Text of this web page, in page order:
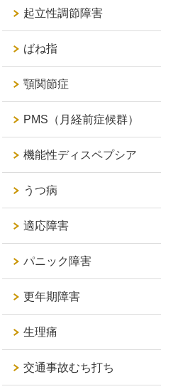
起立性調節障害
ばね指
顎関節症
PMS（月経前症候群）
機能性ディスペプシア
うつ病
適応障害
パニック障害
更年期障害
生理痛
交通事故むち打ち